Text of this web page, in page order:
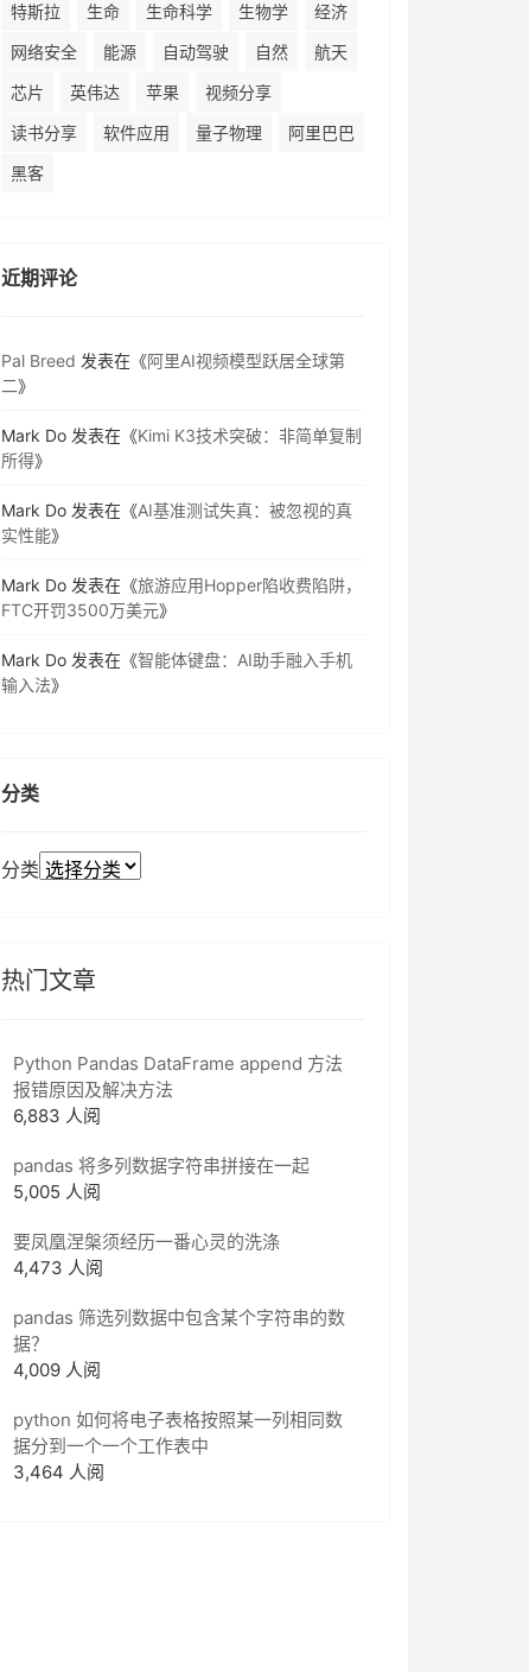
特斯拉
生命 生命科学 生物学
经济
网络安全
能源 自动驾驶 自然
航天
芯片
英伟达 苹果
视频分享
读书分享
软件应用 量子物理
阿里巴巴
黑客
近期评论
Pal Breed 发表在《阿里AI视频模型跃居全球第
二》
Mark Do 发表在《Kimi K3技术突破：非简单复制
所得》
Mark Do 发表在《AI基准测试失真：被忽视的真
实性能》
Mark Do 发表在《旅游应用Hopper陷收费陷阱，
FTC开罚3500万美元》
Mark Do 发表在《智能体键盘：AI助手融入手机
输入法》
分类
分类
热门文章
Python Pandas DataFrame append 方法
报错原因及解决方法
6,883 人阅
pandas 将多列数据字符串拼接在一起
5,005 人阅
要凤凰涅槃须经历一番心灵的洗涤
4,473 人阅
pandas 筛选列数据中包含某个字符串的数
据？
4,009 人阅
python 如何将电子表格按照某一列相同数
据分到一个一个工作表中
3,464 人阅